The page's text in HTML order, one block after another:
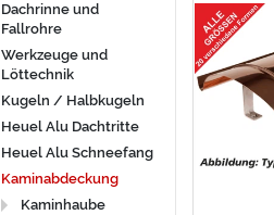
Dachrinne und
Fallrohre
Werkzeuge und
Löttechnik
Kugeln / Halbkugeln
Heuel Alu Dachtritte
Heuel Alu Schneefang
Kaminabdeckung
Kaminhaube